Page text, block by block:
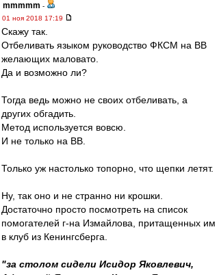
mmmmm -
01 ноя 2018 17:19
Скажу так.
Отбеливать языком руководство ФКСМ на ВВ
желающих маловато.
Да и возможно ли?
Тогда ведь можно не своих отбеливать, а
других обгадить.
Метод используется вовсю.
И не только на ВВ.
Только уж настолько топорно, что щепки летят.
Ну, так оно и не странно ни крошки.
Достаточно просто посмотреть на список
помогателей г-на Измайлова, притащенных им
в клуб из Кенингсберга.
"за столом сидели Исидор Яковлевич,